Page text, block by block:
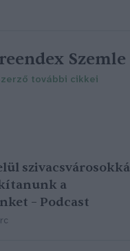
Szemle
további cikkei
szivacsvárosokká
a
– Podcast